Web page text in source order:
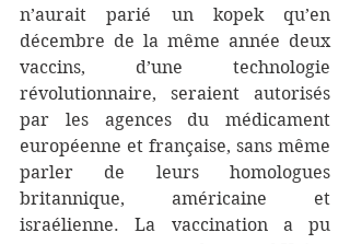
n’aurait parié un kopek qu’en
décembre de la même année deux
vaccins, d’une technologie
révolutionnaire, seraient autorisés
par les agences du médicament
européenne et française, sans même
parler de leurs homologues
britannique, américaine et
israélienne. La vaccination a pu